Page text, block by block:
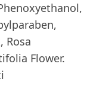
Rosa
Flower.